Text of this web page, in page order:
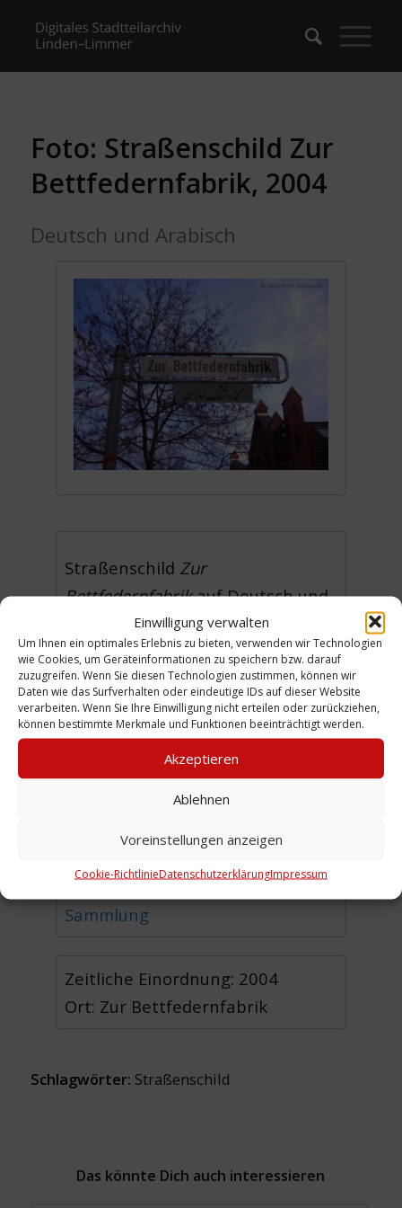
Einwilligung verwalten
Um Ihnen ein optimales Erlebnis zu bieten, verwenden wir Technologien
wie Cookies, um Geräteinformationen zu speichern bzw. darauf
zuzugreifen. Wenn Sie diesen Technologien zustimmen, können wir
Daten wie das Surfverhalten oder eindeutige IDs auf dieser Website
verarbeiten. Wenn Sie Ihre Einwilligung nicht erteilen oder zurückziehen,
können bestimmte Merkmale und Funktionen beeinträchtigt werden.
Akzeptieren
Ablehnen
Voreinstellungen anzeigen
Cookie-RichtlinieDatenschutzerklärungImpressum
Foto: Straßenschild Zur
Bettfedernfabrik, 2004
Deutsch und Arabisch
Straßenschild Zur
Bettfedernfabrikauf Deutsch und
Arabisch. Wer das untere
Straßenschild aufgehängt hat,
konnte nicht ermittelt werden.
Ebenso bleibt offen, bis wann es
hängengeblieben ist und wer die
Abnahme veranlasst hat. (HPD)
Sammlung:Materialien ohne
Sammlung
Zeitliche Einordnung: 2004
Ort: Zur Bettfedernfabrik
Schlagwörter: Straßenschild
Das könnte Dich auch interessieren